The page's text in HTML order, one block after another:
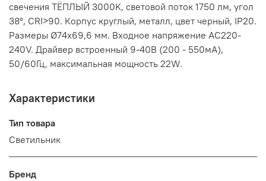
свечения ТЁПЛЫЙ 3000K, световой поток 1750 лм, угол
38°, CRI>90. Корпус круглый, металл, цвет черный, IP20.
Размеры Ø74x69,6 мм. Входное напряжение AC220-
240V. Драйвер встроенный 9-40В (200 - 550мА),
50/60Гц, максимальная мощность 22W.
Характеристики
Тип товара
Светильник
Бренд